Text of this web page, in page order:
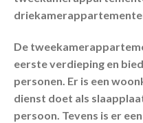
De
eerste verdieping en
personen. Er is een
dienst doet als
persoon. Tevens is er